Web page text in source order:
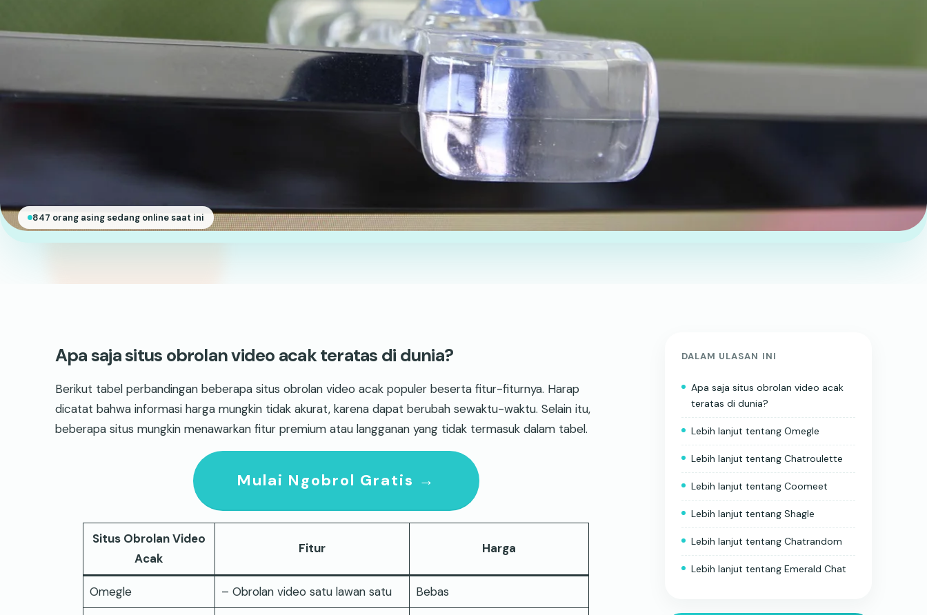
847 orang asing sedang online saat ini
Apa saja situs obrolan video acak teratas di dunia?
Berikut tabel perbandingan beberapa situs obrolan video acak populer beserta fitur-fiturnya. Harap
dicatat bahwa informasi harga mungkin tidak akurat, karena dapat berubah sewaktu-waktu. Selain itu,
beberapa situs mungkin menawarkan fitur premium atau langganan yang tidak termasuk dalam tabel.
Mulai Ngobrol Gratis →
Situs Obrolan Video
Acak
Fitur Harga
Omegle – Obrolan video satu lawan satu Bebas
DALAM ULASAN INI
Apa saja situs obrolan video acak
teratas di dunia?
Lebih lanjut tentang Omegle
Lebih lanjut tentang Chatroulette
Lebih lanjut tentang Coomeet
Lebih lanjut tentang Shagle
Lebih lanjut tentang Chatrandom
Lebih lanjut tentang Emerald Chat